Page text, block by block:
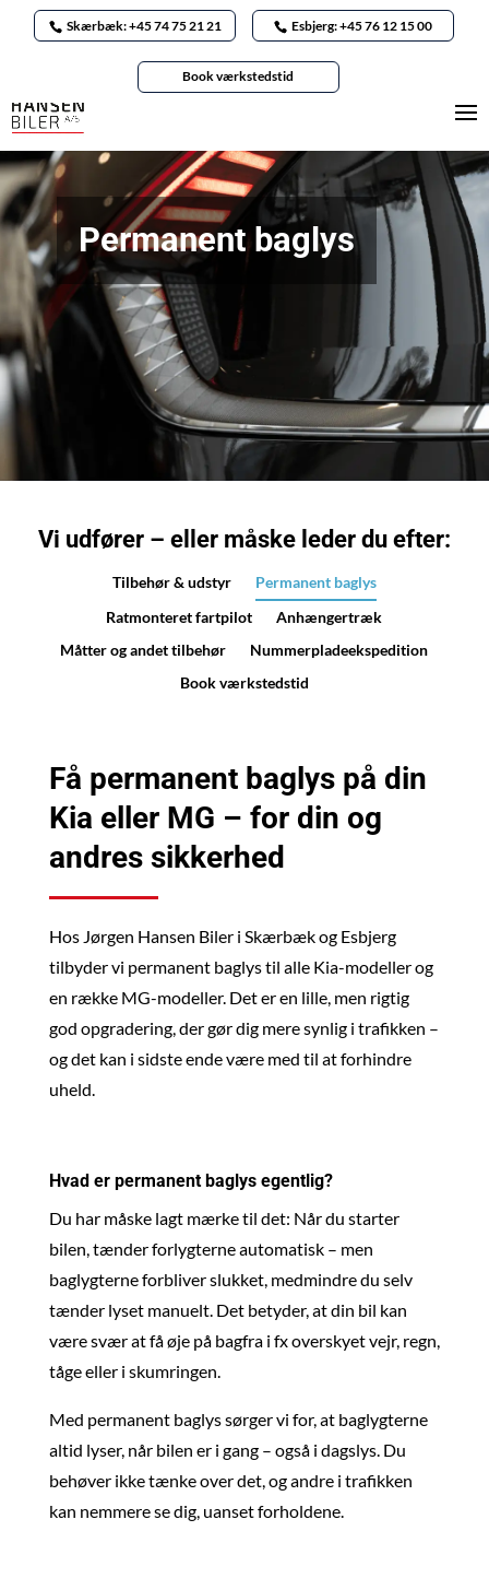
Skærbæk: +45 74 75 21 21 Esbjerg: +45 76 12 15 00
Book værkstedstid
Permanent baglys
Vi udfører – eller måske leder du efter:
Tilbehør & udstyr
Permanent baglys
Ratmonteret fartpilot
Anhængertræk
Måtter og andet tilbehør
Nummerpladeekspedition
Book værkstedstid
Få permanent baglys på din
Kia eller MG – for din og
andres sikkerhed
Hos Jørgen Hansen Biler i Skærbæk og Esbjerg
tilbyder vi permanent baglys til alle Kia-modeller og
en række MG-modeller. Det er en lille, men rigtig
god opgradering, der gør dig mere synlig i trafikken –
og det kan i sidste ende være med til at forhindre
uheld.
Hvad er permanent baglys egentlig?
Du har måske lagt mærke til det: Når du starter
bilen, tænder forlygterne automatisk – men
baglygterne forbliver slukket, medmindre du selv
tænder lyset manuelt. Det betyder, at din bil kan
være svær at få øje på bagfra i fx overskyet vejr, regn,
tåge eller i skumringen.
Med permanent baglys sørger vi for, at baglygterne
altid lyser, når bilen er i gang – også i dagslys. Du
behøver ikke tænke over det, og andre i trafikken
kan nemmere se dig, uanset forholdene.